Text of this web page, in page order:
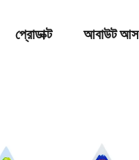
প্রোডাক্ট আবাউট আস